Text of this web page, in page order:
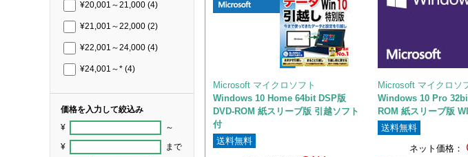
¥20,001～21,000 (4)
¥21,001～22,000 (2)
¥22,001～24,000 (4)
¥24,001～* (4)
価格を入力して絞込み
¥ ～
¥ まで
Microsoft マイクロソフト
Windows 10 Home 64bit DSP版
DVD-ROM 紙スリーブ版 引越ソフト
付
送料無料
Microsoft マイクロソ
Windows 10 Pro
ROM 紙スリーブ版
送料無料
ネット価格：